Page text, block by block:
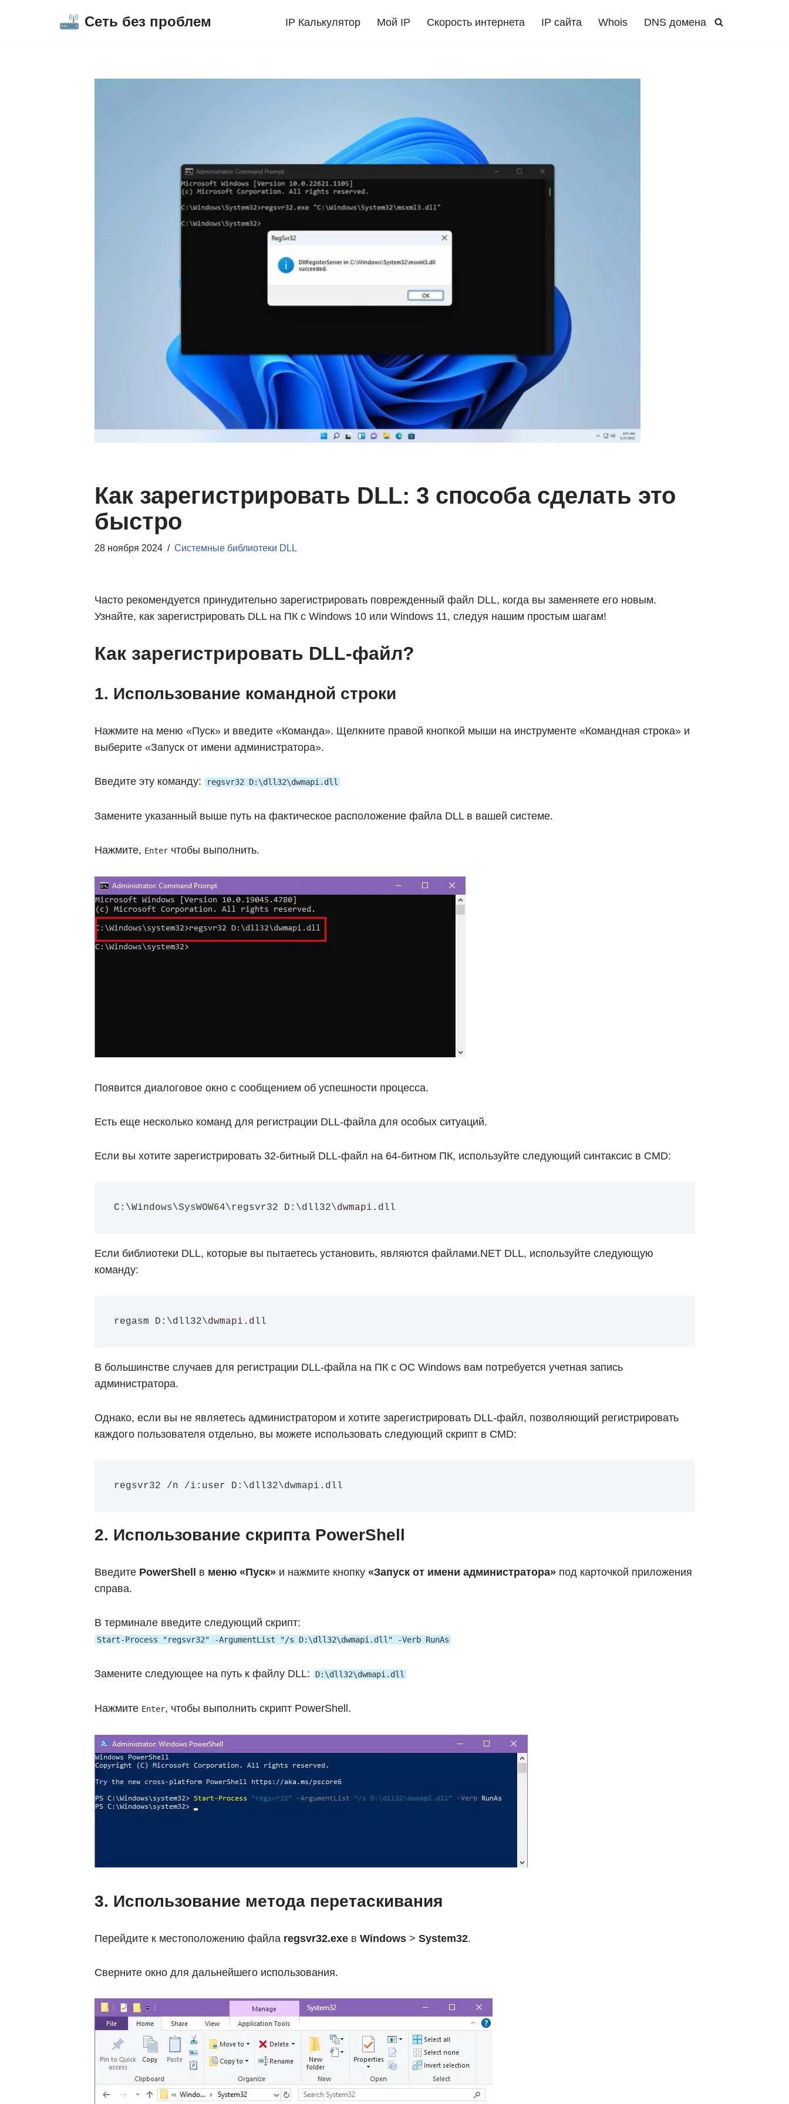
Сеть без проблем IP Калькулятор Мой IP Скорость интернета IP сайта Whois DNS домена
Как зарегистрировать DLL: 3 способа сделать это
быстро
28 ноября 2024 Системные библиотеки DLL
Часто рекомендуется принудительно зарегистрировать поврежденный файл DLL, когда вы заменяете его новым.
Узнайте, как зарегистрировать DLL на ПК с Windows 10 или Windows 11, следуя нашим простым шагам!
Как зарегистрировать DLL-файл?
1. Использование командной строки
Нажмите на меню «Пуск» и введите «Команда». Щелкните правой кнопкой мыши на инструменте «Командная строка» и
выберите «Запуск от имени администратора».
Введите эту команду: regsvr32 D:\dll32\dwmapi.dll
Замените указанный выше путь на фактическое расположение файла DLL в вашей системе.
Нажмите, Enterчтобы выполнить.
Появится диалоговое окно с сообщением об успешности процесса.
Есть еще несколько команд для регистрации DLL-файла для особых ситуаций.
Если вы хотите зарегистрировать 32-битный DLL-файл на 64-битном ПК, используйте следующий синтаксис в CMD:
C:\Windows\SysWOW64\regsvr32 D:\dll32\dwmapi.dll
Если библиотеки DLL, которые вы пытаетесь установить, являются файлами.NET DLL, используйте следующую
команду:
regasm D:\dll32\dwmapi.dll
В большинстве случаев для регистрации DLL-файла на ПК с ОС Windows вам потребуется учетная запись
администратора.
Однако, если вы не являетесь администратором и хотите зарегистрировать DLL-файл, позволяющий регистрировать
каждого пользователя отдельно, вы можете использовать следующий скрипт в CMD:
regsvr32 /n /i:user D:\dll32\dwmapi.dll
2. Использование скрипта PowerShell
Введите PowerShell в меню «Пуск»и нажмите кнопку «Запуск от имени администратора»под карточкой приложения
справа.
В терминале введите следующий скрипт:
Start-Process "regsvr32" -ArgumentList "/s D:\dll32\dwmapi.dll" -Verb RunAs
Замените следующее на путь к файлу DLL: D:\dll32\dwmapi.dll
Нажмите Enter, чтобы выполнить скрипт PowerShell.
3. Использование метода перетаскивания
Перейдите к местоположению файла regsvr32.exeв Windows> System32.
Сверните окно для дальнейшего использования.